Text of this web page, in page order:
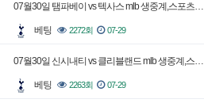
07월30일 탬파베이 vs 텍사스 mlb 생중계,스포츠…
베팅 2272회 07-29
07월30일 신시내티 vs 클리블랜드 mlb 생중계,스…
베팅 2263회 07-29